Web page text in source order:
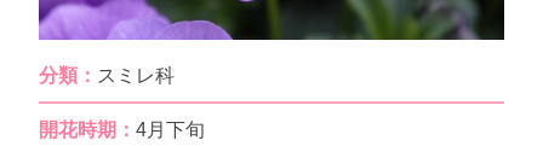
分類： スミレ科
開花時期： 4月下旬